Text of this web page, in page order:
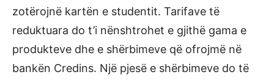
zotërojnë kartën e studentit. Tarifave të
reduktuara do t’i nënshtrohet e gjithë gama e
produkteve dhe e shërbimeve që ofrojmë në
bankën Credins. Një pjesë e shërbimeve do të